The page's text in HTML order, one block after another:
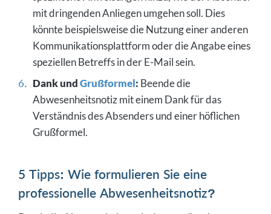
mit dringenden Anliegen umgehen soll. Dies
könnte beispielsweise die Nutzung einer anderen
Kommunikationsplattform oder die Angabe eines
speziellen Betreffs in der E-Mail sein.
Dank undGrußformel: Beende die
Abwesenheitsnotiz mit einem Dank für das
Verständnis des Absenders und einer höflichen
Grußformel.
5 Tipps: Wie formulieren Sie eine
professionelle Abwesenheitsnotiz?